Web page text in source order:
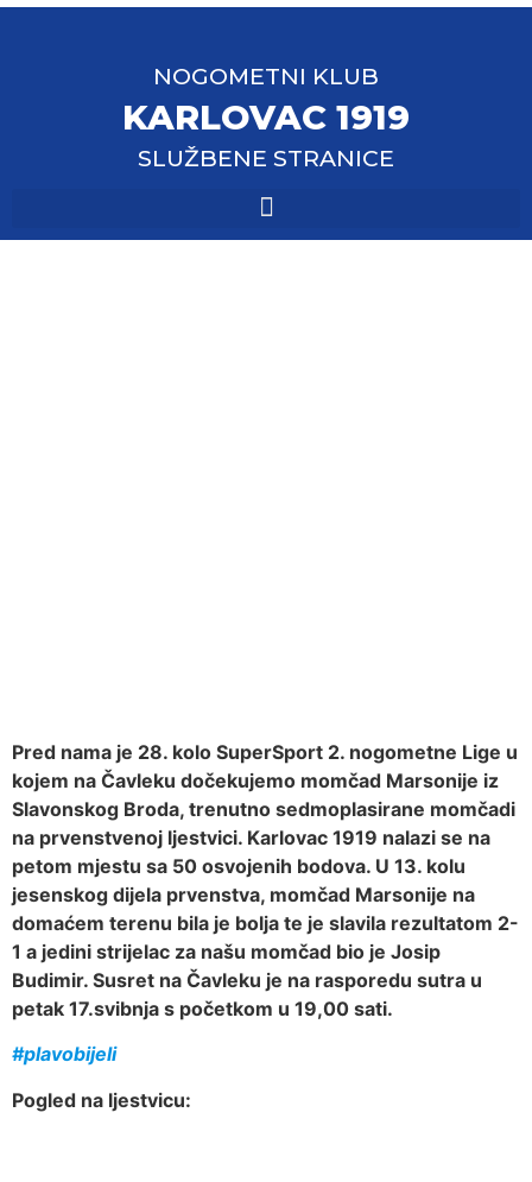
NOGOMETNI KLUB
KARLOVAC 1919
SLUŽBENE STRANICE
Pred nama je 28. kolo SuperSport 2. nogometne Lige u
kojem na Čavleku dočekujemo momčad Marsonije iz
Slavonskog Broda, trenutno sedmoplasirane momčadi
na prvenstvenoj ljestvici. Karlovac 1919 nalazi se na
petom mjestu sa 50 osvojenih bodova. U 13. kolu
jesenskog dijela prvenstva, momčad Marsonije na
domaćem terenu bila je bolja te je slavila rezultatom 2-
1 a jedini strijelac za našu momčad bio je Josip
Budimir. Susret na Čavleku je na rasporedu sutra u
petak 17.svibnja s početkom u 19,00 sati.
#plavobijeli
Pogled na ljestvicu: